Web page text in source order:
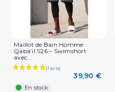
Maillot de Bain Homme
Qaba’il S26 – Swimshort
avec...
39,90 €
En stock